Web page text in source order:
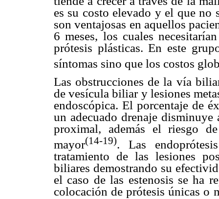
es su costo elevado y el que no
son ventajosas en aquellos
6 meses, los cuales
prótesis plásticas. En este
síntomas sino que los costos
Las obstrucciones de la vía
de vesícula biliar y lesiones
endoscópica. El porcentaje de
un adecuado drenaje
proximal, además el riesgo
mayor(14-19). Las
tratamiento de las lesiones
biliares demostrando su
el caso de las estenosis se ha
colocación de prótesis únicas o